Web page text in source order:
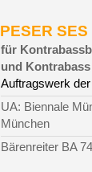
PESER
für
und Kontrabass
Auftragswerk
UA: Biennale
München
Bärenreiter BA